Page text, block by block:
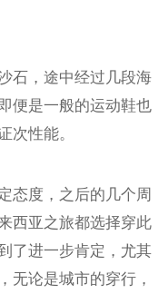
石，途中经过几段海
便是一般的运动鞋也
次性能。
态度，之后的几个周
西亚之旅都选择穿此
了进一步肯定，尤其
无论是城市的穿行，